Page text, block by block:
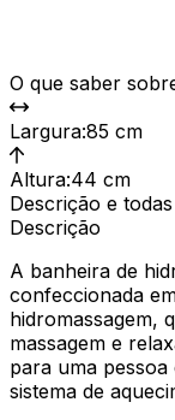
O que saber
Largura:85 cm
Altura:44 cm
Descrição e
Descrição
A banheira de
confeccionada
hidromassagem,
massagem e
para uma
sistema de